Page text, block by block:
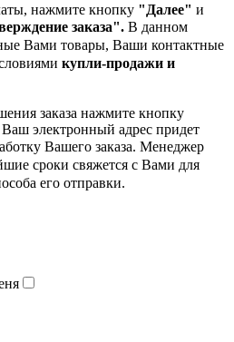
нажмите кнопку "Далее" и
заказа". В данном
Вами товары, Ваши контактные
купли-продажи и
заказа нажмите кнопку
электронный адрес придет
Вашего заказа. Менеджер
сроки свяжется с Вами для
его отправки.